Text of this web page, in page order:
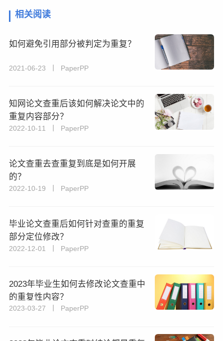
相关阅读
如何避免引用部分被判定为重复？
2021-06-23 丨 PaperPP
知网论文查重后该如何解决论文中的
重复内容部分？
2022-10-11 丨 PaperPP
论文查重去查重复到底是如何开展
的？
2022-10-19 丨 PaperPP
毕业论文查重后如何针对查重的重复
部分定位修改？
2022-12-01 丨 PaperPP
2023年毕业生如何去修改论文查重中
的重复性内容？
2023-03-27 丨 PaperPP